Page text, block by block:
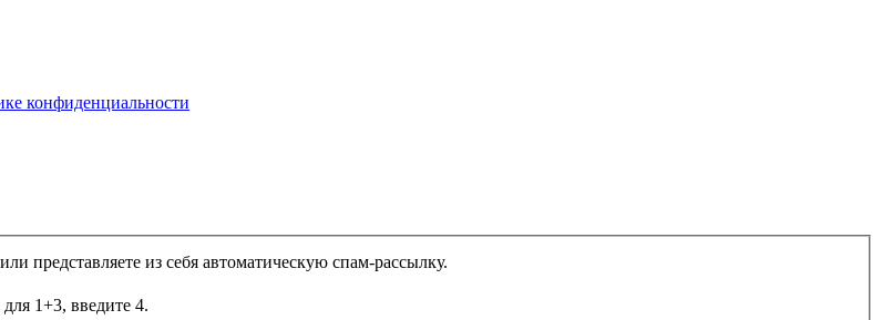
конфиденциальности
представляете из себя автоматическую спам-рассылку.
1+3, введите 4.